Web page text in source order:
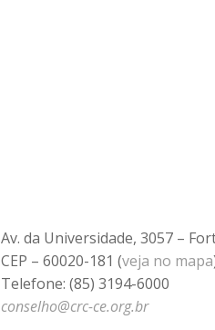
Av. da Universidade, 3057 –
CEP – 60020-181 (veja no mapa
Telefone: (85) 3194-6000
conselho@crc-ce.org.br